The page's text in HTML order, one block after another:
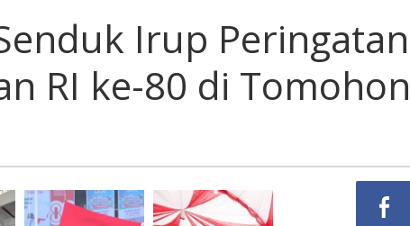
Irup Peringatan
RI ke-80 di Tomohon